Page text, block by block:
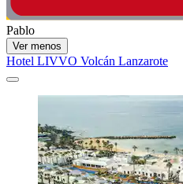
Pablo
Ver menos
Hotel LIVVO Volcán Lanzarote